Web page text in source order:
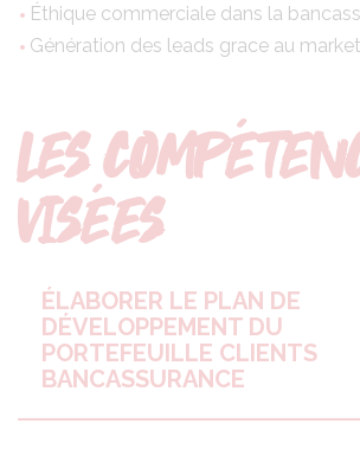
Éthique commerciale dans la
Génération des leads grace au
LES
VISÉES
ÉLABORER LE PLAN DE
DÉVELOPPEMENT DU
PORTEFEUILLE CLIENTS
BANCASSURANCE